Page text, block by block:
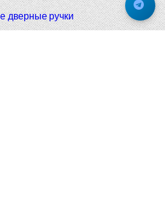
дверные ручки